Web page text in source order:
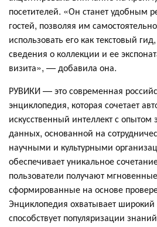
посетителей. «Он станет удобным
гостей, позволяя им
использовать его как текстовый
сведения о коллекции и ее
визита», — добавила она.
РУВИКИ — это современная
энциклопедия, которая сочетает
искусственный интеллект с опытом
данных, основанной на
научными и культурными
обеспечивает уникальное
пользователи получают
сформированные на основе
Энциклопедия охватывает широкий
способствует популяризации